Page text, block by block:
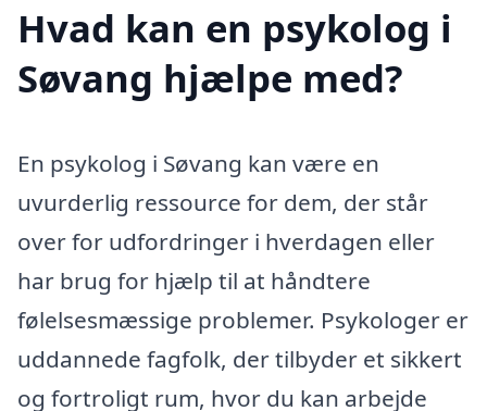
Hvad kan en psykolog i
Søvang hjælpe med?
En psykolog i Søvang kan være en
uvurderlig ressource for dem, der står
over for udfordringer i hverdagen eller
har brug for hjælp til at håndtere
følelsesmæssige problemer. Psykologer er
uddannede fagfolk, der tilbyder et sikkert
og fortroligt rum, hvor du kan arbejde